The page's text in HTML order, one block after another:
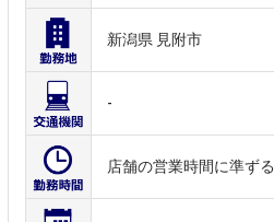
新潟県 見附市
-
店舗の営業時間に準ずる